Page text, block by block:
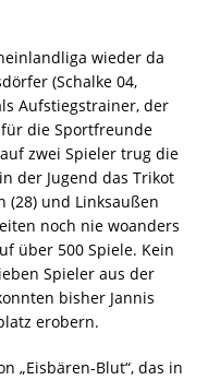
wieder da
(Schalke 04,
Aufstiegstrainer, der
die Sportfreunde
zwei Spieler trug die
der Jugend das Trikot
(28) und Linksaußen
noch nie woanders
über 500 Spiele. Kein
Spieler aus der
bisher Jannis
erobern.
„Eisbären-Blut“, das in